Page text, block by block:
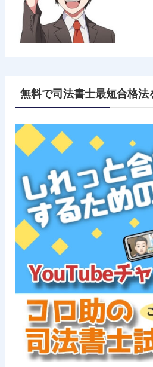
無料で司法書士最短合格法